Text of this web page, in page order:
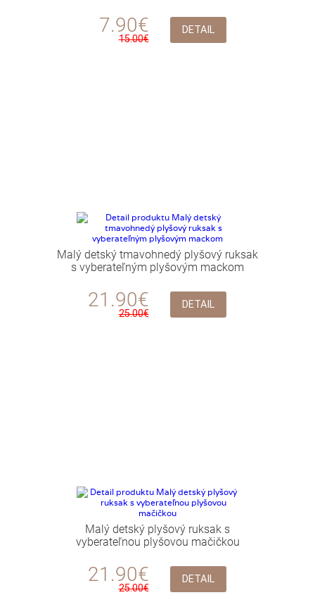
7.90€
15.00€
DETAIL
Malý detský tmavohnedý plyšový ruksak
s vyberateľným plyšovým mackom
21.90€
25.00€
DETAIL
Malý detský plyšový ruksak s
vyberateľnou plyšovou mačičkou
21.90€
25.00€
DETAIL